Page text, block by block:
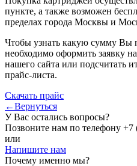
пункте, а также возможен
пределах города Москвы и
Чтобы узнать какую сумму Вы
необходимо оформить заявку
нашего сайта или подсчитать
прайс-листа.
Скачать прайс
←Вернуться
У Вас остались вопросы?
Позвоните нам по телефону +7
или
Напишите нам
Почему именно мы?